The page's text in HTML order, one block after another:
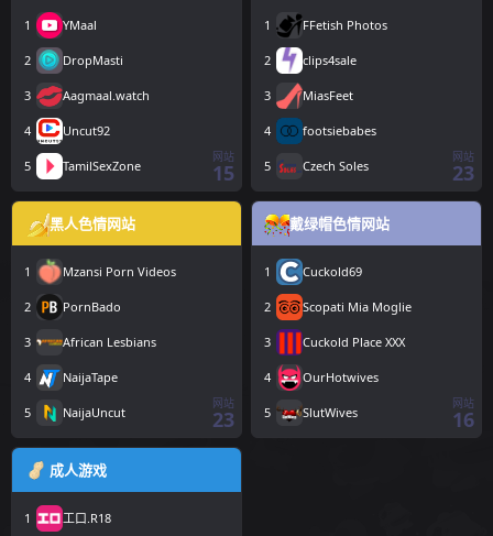
1 YMaal
2 DropMasti
3 Aagmaal.watch
4 Uncut92
5 TamilSexZone
网站
15
1 FFetish Photos
2 clips4sale
3 MiasFeet
4 footsiebabes
5 Czech Soles
网站
23
黑人色情网站
1 Mzansi Porn Videos
2 PornBado
3 African Lesbians
4 NaijaTape
5 NaijaUncut
网站
23
戴绿帽色情网站
1 Cuckold69
2 Scopati Mia Moglie
3 Cuckold Place XXX
4 OurHotwives
5 SlutWives
网站
16
成人游戏
1 工口.R18